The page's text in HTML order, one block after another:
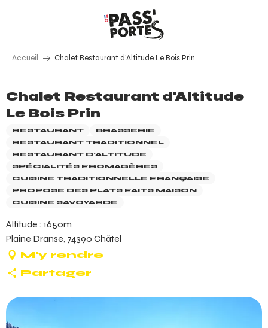
Accueil Chalet Restaurant d'Altitude Le Bois Prin
Chalet Restaurant d'Altitude
Le Bois Prin
RESTAURANT
BRASSERIE
RESTAURANT TRADITIONNEL
RESTAURANT D'ALTITUDE
SPÉCIALITÉS FROMAGÈRES
CUISINE TRADITIONNELLE FRANÇAISE
PROPOSE DES PLATS FAITS MAISON
CUISINE SAVOYARDE
Altitude : 1650m
Plaine Dranse, 74390 Châtel
M'y rendre
Partager